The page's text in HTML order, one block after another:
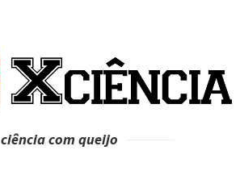
ciência com queijo